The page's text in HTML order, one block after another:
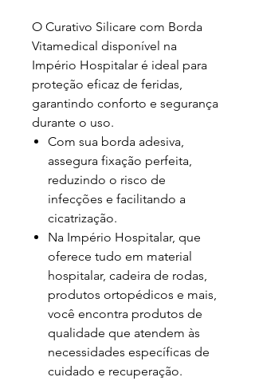
O Curativo Silicare com Borda
Vitamedical disponível na
Império Hospitalar é ideal para
proteção eficaz de feridas,
garantindo conforto e segurança
durante o uso.
Com sua borda adesiva,
assegura fixação perfeita,
reduzindo o risco de
infecções e facilitando a
cicatrização.
Na Império Hospitalar, que
oferece tudo em material
hospitalar, cadeira de rodas,
produtos ortopédicos e mais,
você encontra produtos de
qualidade que atendem às
necessidades específicas de
cuidado e recuperação.